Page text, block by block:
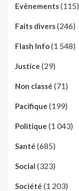
Evénements(115)
Faits divers(246)
Flash Info(1 548)
Justice (29)
Non classé (71)
Pacifique (199)
Politique (1 043)
Santé (685)
Social (323)
Société (1 203)